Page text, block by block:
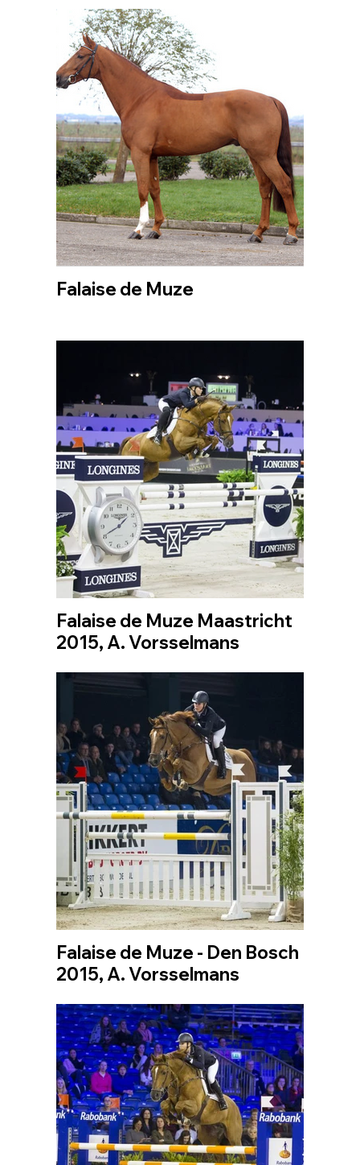
Falaise de Muze
Falaise de Muze Maastricht
2015, A. Vorsselmans
Falaise de Muze - Den Bosch
2015, A. Vorsselmans